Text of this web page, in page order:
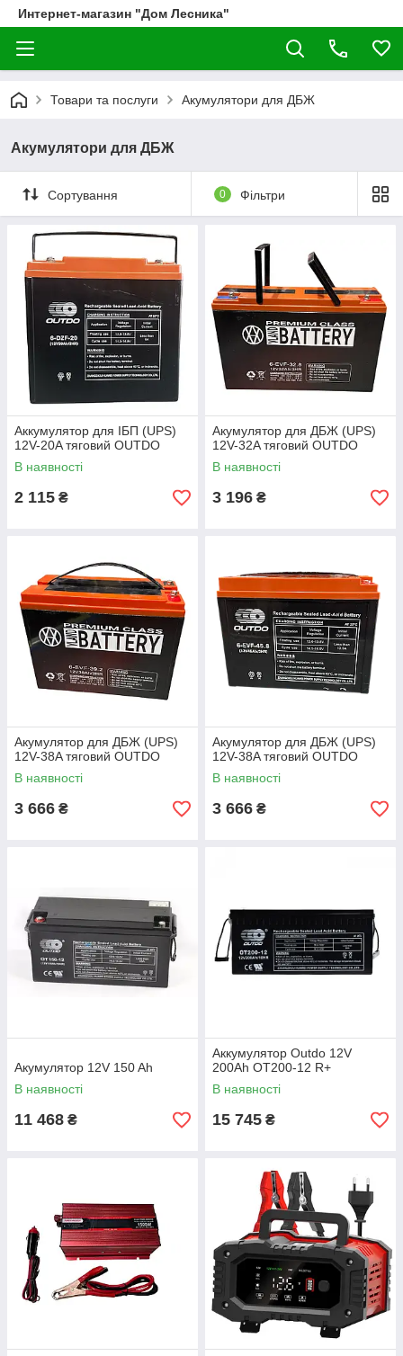
Интернет-магазин "Дом Лесника"
Товари та послуги Акумулятори для ДБЖ
Акумулятори для ДБЖ
Сортування 0 Фільтри
Аккумулятор для ІБП (UPS)
12V-20A тяговий OUTDO
В наявності
2 115 ₴
Акумулятор для ДБЖ (UPS)
12V-32A тяговий OUTDO
В наявності
3 196 ₴
Акумулятор для ДБЖ (UPS)
12V-38A тяговий OUTDO
В наявності
3 666 ₴
Акумулятор для ДБЖ (UPS)
12V-38A тяговий OUTDO
В наявності
3 666 ₴
Акумулятор 12V 150 Ah
В наявності
11 468 ₴
Аккумулятор Outdo 12V
200Ah OT200-12 R+
В наявності
15 745 ₴